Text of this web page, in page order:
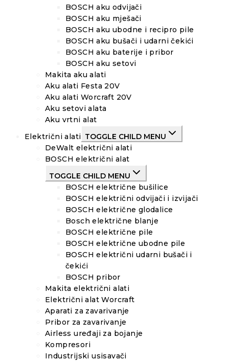
BOSCH aku odvijači
BOSCH aku mješači
BOSCH aku ubodne i recipro pile
BOSCH aku bušači i udarni čekići
BOSCH aku baterije i pribor
BOSCH aku setovi
Makita aku alati
Aku alati Festa 20V
Aku alati Worcraft 20V
Aku setovi alata
Aku vrtni alat
Električni alati TOGGLE CHILD MENU
DeWalt električni alati
BOSCH električni alat
TOGGLE CHILD MENU
BOSCH električne bušilice
BOSCH električni odvijači i izvijači
BOSCH električne glodalice
Bosch električne blanje
BOSCH električne pile
BOSCH električne ubodne pile
BOSCH električni udarni bušači i
čekići
BOSCH pribor
Makita električni alati
Električni alat Worcraft
Aparati za zavarivanje
Pribor za zavarivanje
Airless uređaji za bojanje
Kompresori
Industrijski usisavači